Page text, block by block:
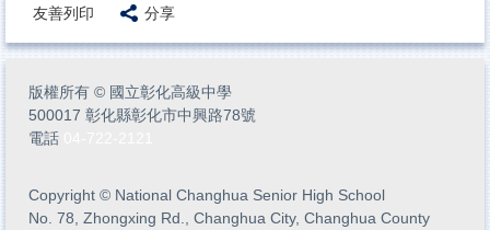
友善列印 分享
版權所有 © 國立彰化高級中學
500017 彰化縣彰化市中興路78號
電話
Copyright © National Changhua Senior High School
No. 78, Zhongxing Rd., Changhua City, Changhua County